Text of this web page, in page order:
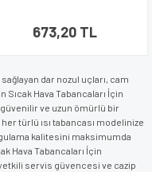
673,20 TL
dar nozul uçları, cam
Hava Tabancaları İçin
ve uzun ömürlü bir
türlü ısı tabancası modelinize
kalitesini maksimumda
Hava Tabancaları İçin
servis güvencesi ve cazip